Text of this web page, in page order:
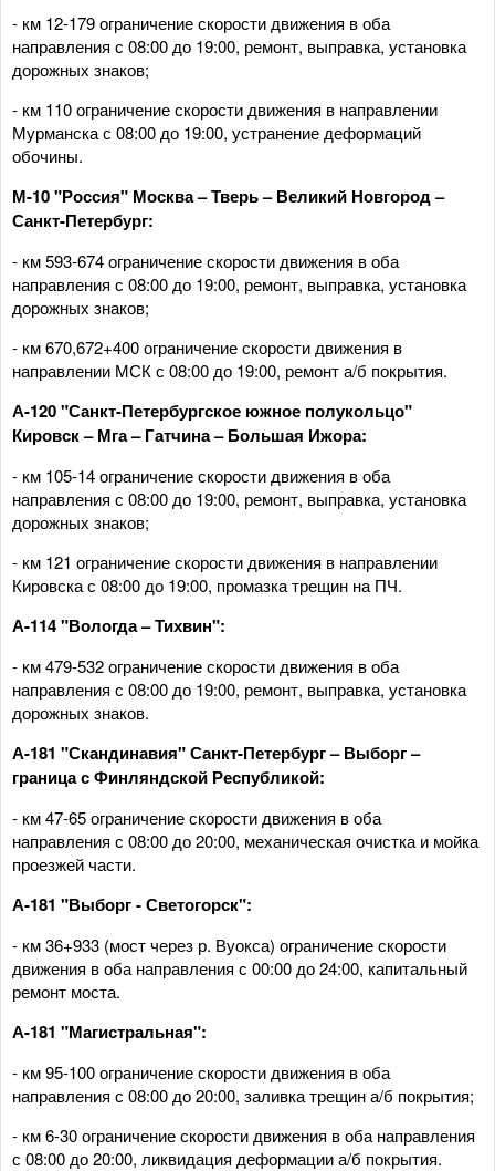
- км 12-179 ограничение скорости движения в оба
направления с 08:00 до 19:00, ремонт, выправка, установка
дорожных знаков;
- км 110 ограничение скорости движения в направлении
Мурманска с 08:00 до 19:00, устранение деформаций
обочины.
М-10 "Россия" Москва – Тверь – Великий Новгород –
Санкт-Петербург:
- км 593-674 ограничение скорости движения в оба
направления с 08:00 до 19:00, ремонт, выправка, установка
дорожных знаков;
- км 670,672+400 ограничение скорости движения в
направлении МСК с 08:00 до 19:00, ремонт а/б покрытия.
А-120 "Санкт-Петербургское южное полукольцо"
Кировск – Мга – Гатчина – Большая Ижора:
- км 105-14 ограничение скорости движения в оба
направления с 08:00 до 19:00, ремонт, выправка, установка
дорожных знаков;
- км 121 ограничение скорости движения в направлении
Кировска с 08:00 до 19:00, промазка трещин на ПЧ.
А-114 "Вологда – Тихвин":
- км 479-532 ограничение скорости движения в оба
направления с 08:00 до 19:00, ремонт, выправка, установка
дорожных знаков.
А-181 "Скандинавия" Санкт-Петербург – Выборг –
граница с Финляндской Республикой:
- км 47-65 ограничение скорости движения в оба
направления с 08:00 до 20:00, механическая очистка и мойка
проезжей части.
А-181 "Выборг - Светогорск":
- км 36+933 (мост через р. Вуокса) ограничение скорости
движения в оба направления с 00:00 до 24:00, капитальный
ремонт моста.
А-181 "Магистральная":
- км 95-100 ограничение скорости движения в оба
направления с 08:00 до 20:00, заливка трещин а/б покрытия;
- км 6-30 ограничение скорости движения в оба направления
с 08:00 до 20:00, ликвидация деформации а/б покрытия.